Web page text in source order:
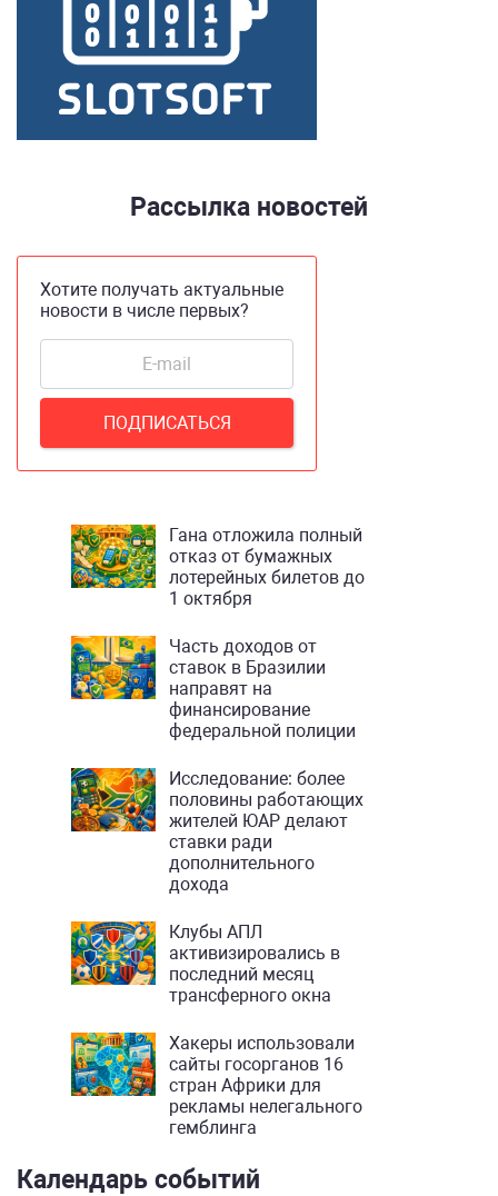
Рассылка новостей
Хотите получать актуальные
новости в числе первых?
Гана отложила полный
отказ от бумажных
лотерейных билетов до
1 октября
Часть доходов от
ставок в Бразилии
направят на
финансирование
федеральной полиции
Исследование: более
половины работающих
жителей ЮАР делают
ставки ради
дополнительного
дохода
Клубы АПЛ
активизировались в
последний месяц
трансферного окна
Хакеры использовали
сайты госорганов 16
стран Африки для
рекламы нелегального
гемблинга
Календарь событий